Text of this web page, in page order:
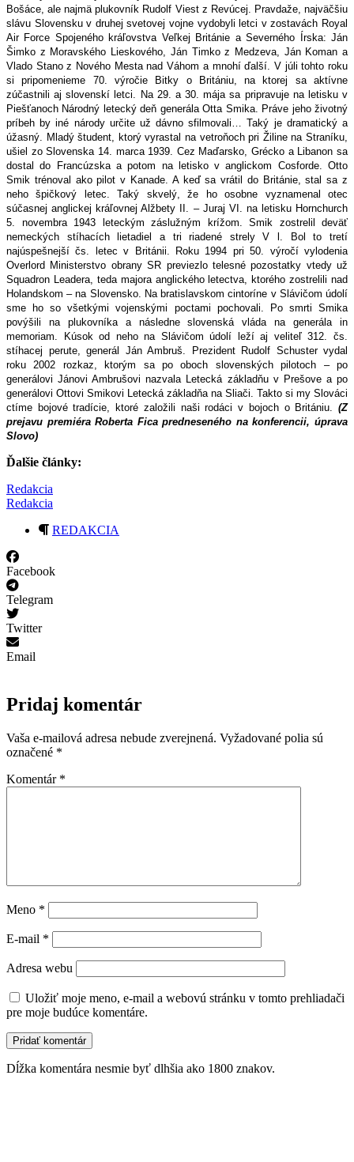
Bošáce, ale najmä plukovník Rudolf Viest z Revúcej. Pravdaže, najväčšiu
slávu Slovensku v druhej svetovej vojne vydobyli letci v zostavách Royal
Air Force Spojeného kráľovstva Veľkej Británie a Severného Írska: Ján
Šimko z Moravského Lieskového, Ján Timko z Medzeva, Ján Koman a
Vlado Stano z Nového Mesta nad Váhom a mnohí ďalší. V júli tohto roku
si pripomenieme 70. výročie Bitky o Britániu, na ktorej sa aktívne
zúčastnili aj slovenskí letci. Na 29. a 30. mája sa pripravuje na letisku v
Piešťanoch Národný letecký deň generála Otta Smika. Práve jeho životný
príbeh by iné národy určite už dávno sfilmovali… Taký je dramatický a
úžasný. Mladý študent, ktorý vyrastal na vetroňoch pri Žiline na Straníku,
ušiel zo Slovenska 14. marca 1939. Cez Maďarsko, Grécko a Libanon sa
dostal do Francúzska a potom na letisko v anglickom Cosforde. Otto
Smik trénoval ako pilot v Kanade. A keď sa vrátil do Británie, stal sa z
neho špičkový letec. Taký skvelý, že ho osobne vyznamenal otec
súčasnej anglickej kráľovnej Alžbety II. – Juraj VI. na letisku Hornchurch
5. novembra 1943 leteckým záslužným krížom. Smik zostrelil deväť
nemeckých stíhacích lietadiel a tri riadené strely V l. Bol to tretí
najúspešnejší čs. letec v Británii. Roku 1994 pri 50. výročí vylodenia
Overlord Ministerstvo obrany SR previezlo telesné pozostatky vtedy už
Squadron Leadera, teda majora anglického letectva, ktorého zostrelili nad
Holandskom – na Slovensko. Na bratislavskom cintoríne v Slávičom údolí
sme ho so všetkými vojenskými poctami pochovali. Po smrti Smika
povýšili na plukovníka a následne slovenská vláda na generála in
memoriam. Kúsok od neho na Slávičom údolí leží aj veliteľ 312. čs.
stíhacej perute, generál Ján Ambruš. Prezident Rudolf Schuster vydal
roku 2002 rozkaz, ktorým sa po oboch slovenských pilotoch – po
generálovi Jánovi Ambrušovi nazvala Letecká základňu v Prešove a po
generálovi Ottovi Smikovi Letecká základňa na Sliači. Takto si my Slováci
ctíme bojové tradície, ktoré založili naši rodáci v bojoch o Britániu. (Z
prejavu premiéra Roberta Fica predneseného na konferencii, úprava
Slovo)
Ďalšie články:
Redakcia
Redakcia
REDAKCIA
Facebook
Telegram
Twitter
Email
Pridaj komentár
Vaša e-mailová adresa nebude zverejnená. Vyžadované polia sú
označené *
Komentár *
Meno *
E-mail *
Adresa webu
Uložiť moje meno, e-mail a webovú stránku v tomto prehliadači
pre moje budúce komentáre.
Dĺžka komentára nesmie byť dlhšia ako 1800 znakov.